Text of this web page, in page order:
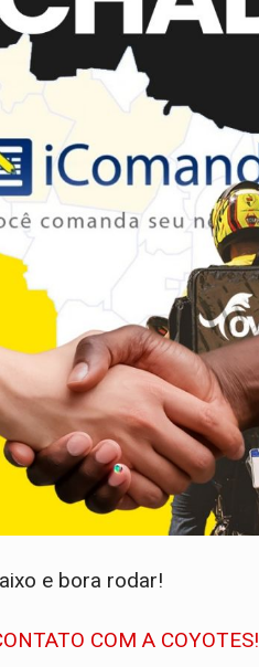
e bora rodar!
COM A COYOTES!